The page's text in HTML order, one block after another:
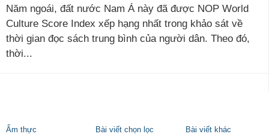
Năm ngoái, đất nước Nam Á này đã được NOP World
Culture Score Index xếp hạng nhất trong khảo sát về
thời gian đọc sách trung bình của người dân. Theo đó,
thời...
Ẩm thực Bài viết chọn lọc
Bài viết khác